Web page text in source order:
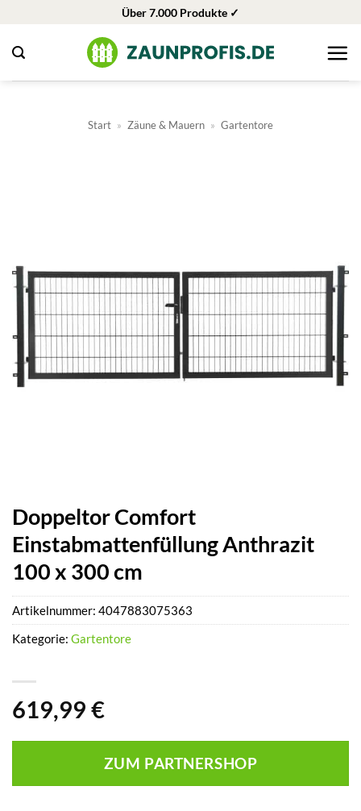
springen
Über 7.000 Produkte ✓
Start » Zäune & Mauern » Gartentore
Doppeltor Comfort
Einstabmattenfüllung Anthrazit
100 x 300 cm
619,99 €
ZUM PARTNERSHOP
Artikelnummer: 4047883075363
Kategorie: Gartentore